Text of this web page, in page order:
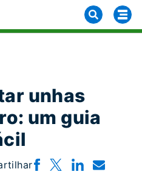
unhas
um guia